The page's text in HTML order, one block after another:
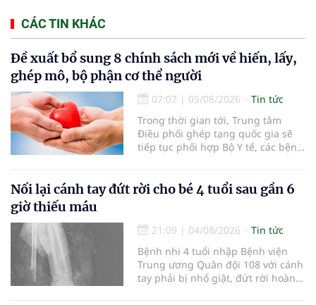
CÁC TIN KHÁC
Đề xuất bổ sung 8 chính sách mới về hiến, lấy,
ghép mô, bộ phận cơ thể người
07:07 | 05/08/2026
Tin tức
Trong thời gian tới, Trung tâm
Điều phối ghép tạng quốc gia sẽ
tiếp tục phối hợp Bộ Y tế, các bệnh
cường truyền thông, hoàn thiện
quy trình chuyên môn và hệ thống
hiến và ghép mô tạng.
Nối lại cánh tay đứt rời cho bé 4 tuổi sau gần 6
giờ thiếu máu
21:09 | 04/08/2026
Tin tức
Bệnh nhi 4 tuổi nhập Bệnh viện
Trung ương Quân đội 108 với cánh
tay phải bị nhổ giật, đứt rời hoàn